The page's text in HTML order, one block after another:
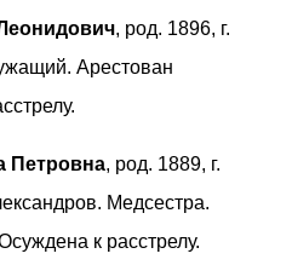
, род. 1896, г.
Арестован
, род. 1889, г.
Медсестра.
к расстрелу.